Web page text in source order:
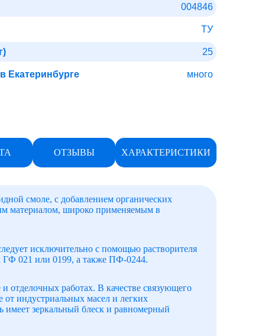
004846
ТУ
25
Екатеринбурге много
ОТЗЫВЫ ХАРАКТЕРИСТИКИ
смоле, с добавлением органических
материалом, широко применяемым в
исключительно с помощью растворителя
ГФ 021 или 0199, а также ПФ-0244.
отделочных работах. В качестве связующего
от индустриальных масел и легких
имеет зеркальный блеск и равномерный